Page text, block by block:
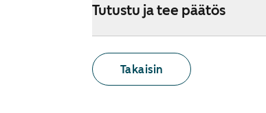
Tutustu ja tee päätös
Takaisin